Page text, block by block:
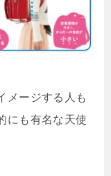
メージする人も
にも有名な天使